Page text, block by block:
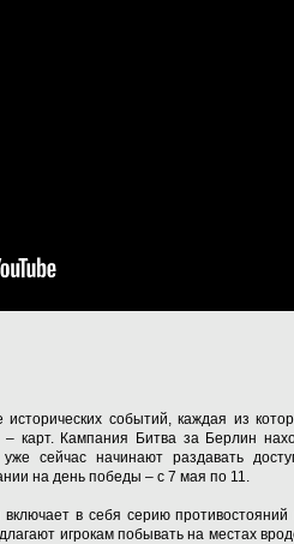
событий, каждая из
карт. Кампания Битва за Берлин
сейчас начинают раздавать
на день победы – с 7 мая по 11.
в себя серию противостояний
игрокам побывать на местах